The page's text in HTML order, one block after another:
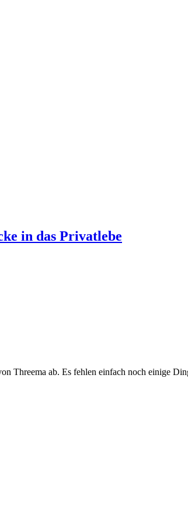
in das Privatlebe
Threema ab. Es fehlen einfach noch einige